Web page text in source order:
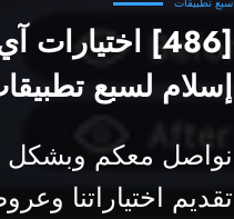
[486] اختيارات
إسلام لسبع
نواصل معكم
تقديم اختياراتنا